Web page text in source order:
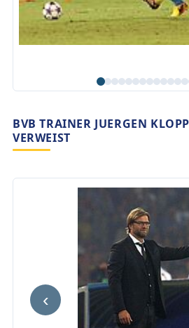
BVB TRAINER JUERGEN
VERWEIST
‹